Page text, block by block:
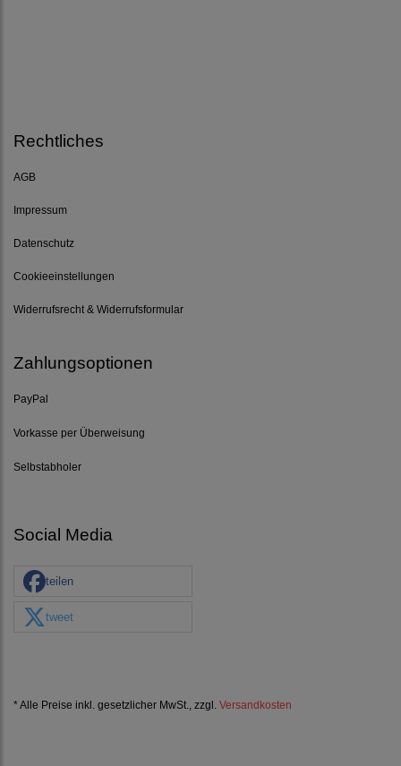
Rechtliches
AGB
Impressum
Datenschutz
Cookieeinstellungen
Widerrufsrecht & Widerrufsformular
Zahlungsoptionen
PayPal
Vorkasse per Überweisung
Selbstabholer
Social Media
teilen
tweet
* Alle Preise inkl. gesetzlicher MwSt., zzgl. Versandkosten